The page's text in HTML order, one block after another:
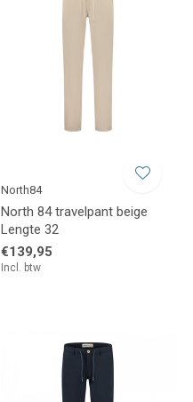
North84
North 84 travelpant beige
Lengte 32
€139,95
Incl. btw